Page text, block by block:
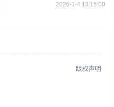
2026-1-4 13:15:00
版权声明